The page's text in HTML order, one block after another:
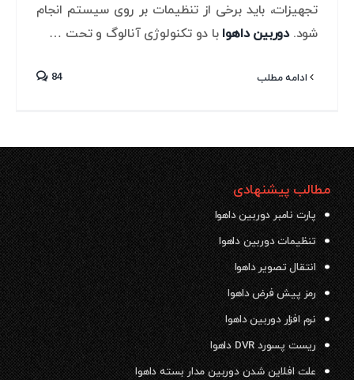
تجهیزات، باید برخی از تنظیمات بر روی سیستم انجام
شود.دوربین داهوا با دو تکنولوژی آنالوگ و تحت …
ادامه مطلب 84
مطالب پیشنهادی
پارت نامبر دوربین داهوا
تنظیمات دوربین داهوا
انتقال تصویر داهوا
رمز پیش فرض داهوا
نرم افزار دوربین داهوا
ریست پسورد DVR داهوا
علت افلاین شدن دوربین مدار بسته داهوا